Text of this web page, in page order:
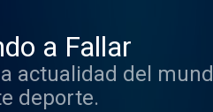
a Fallar
actualidad del
deporte.